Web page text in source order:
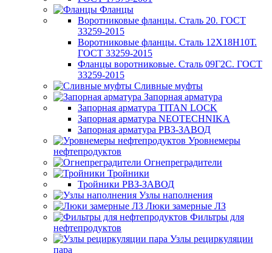
Фланцы
Воротниковые фланцы. Сталь 20. ГОСТ
33259-2015
Воротниковые фланцы. Сталь 12Х18Н10Т.
ГОСТ 33259-2015
Фланцы воротниковые. Сталь 09Г2С. ГОСТ
33259-2015
Сливные муфты
Запорная арматура
Запорная арматура TITAN LOCK
Запорная арматура NEOTECHNIKA
Запорная арматура РВЗ-ЗАВОД
Уровнемеры
нефтепродуктов
Огнепреградители
Тройники
Тройники РВЗ-ЗАВОД
Узлы наполнения
Люки замерные ЛЗ
Фильтры для
нефтепродуктов
Узлы рециркуляции
пара